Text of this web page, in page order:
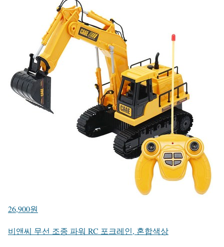
26,900원
비앤씨 무선 조종 파워 RC 포크레인, 혼합색상